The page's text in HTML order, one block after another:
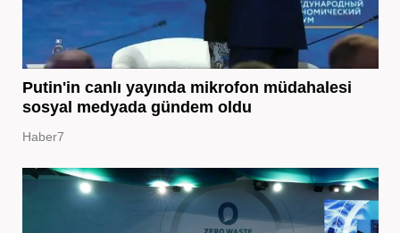
Putin'in canlı yayında mikrofon müdahalesi
sosyal medyada gündem oldu
Haber7